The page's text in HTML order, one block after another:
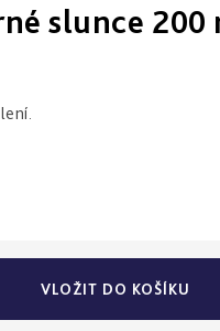
slunce 200
VLOŽIT DO KOŠÍKU